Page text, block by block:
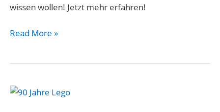
wissen wollen! Jetzt mehr erfahren!
Read More »
90